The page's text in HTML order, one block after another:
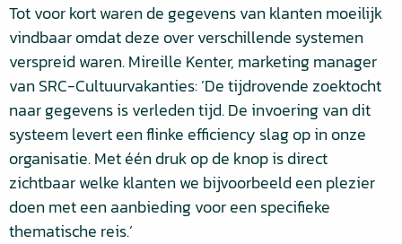
Tot voor kort waren de gegevens van klanten moeilijk
vindbaar omdat deze over verschillende systemen
verspreid waren. Mireille Kenter, marketing manager
van SRC-Cultuurvakanties: ’De tijdrovende zoektocht
naar gegevens is verleden tijd. De invoering van dit
systeem levert een flinke efficiency slag op in onze
organisatie. Met één druk op de knop is direct
zichtbaar welke klanten we bijvoorbeeld een plezier
doen met een aanbieding voor een specifieke
thematische reis.’